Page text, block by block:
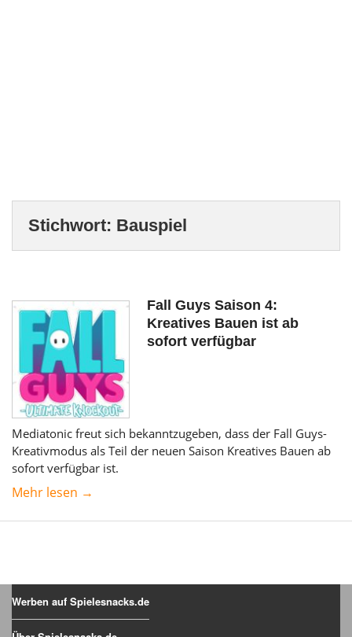
Stichwort: Bauspiel
Fall Guys Saison 4:
Kreatives Bauen ist ab
sofort verfügbar
Mediatonic freut sich bekanntzugeben, dass der Fall Guys-
Kreativmodus als Teil der neuen Saison Kreatives Bauen ab
sofort verfügbar ist.
Mehr lesen →
Werben auf Spielesnacks.de